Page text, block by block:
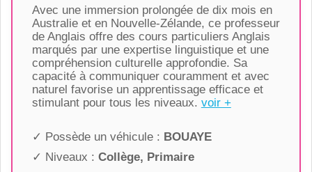
Avec une immersion prolongée de dix mois en
Australie et en Nouvelle-Zélande, ce professeur
de Anglais offre des cours particuliers Anglais
marqués par une expertise linguistique et une
compréhension culturelle approfondie. Sa
capacité à communiquer couramment et avec
naturel favorise un apprentissage efficace et
stimulant pour tous les niveaux. voir +
✓ Possède un véhicule : BOUAYE
✓ Niveaux : Collège, Primaire